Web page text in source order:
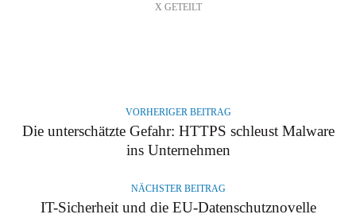
X GETEILT
O
VORHERIGER BEITRAG
Die unterschätzte Gefahr: HTTPS schleust Malware
ins Unternehmen
NÄCHSTER BEITRAG
IT-Sicherheit und die EU-Datenschutznovelle